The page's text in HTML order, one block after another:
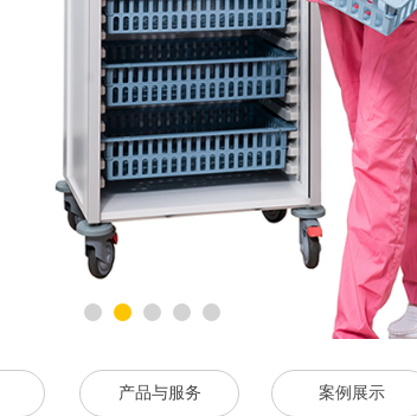
产品与服务 案例展示